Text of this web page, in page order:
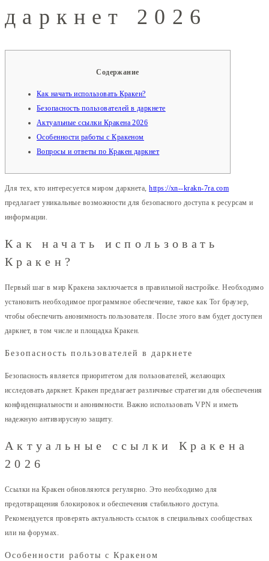
даркнет 2026
Содержание
Как начать использовать Кракен?
Безопасность пользователей в даркнете
Актуальные ссылки Кракена 2026
Особенности работы с Кракеном
Вопросы и ответы по Кракен даркнет
Для тех, кто интересуется миром даркнета,https://xn--krakn-7ra.com
предлагает уникальные возможности для безопасного доступа к ресурсам и
информации.
Как начать использовать
Кракен?
Первый шаг в мир Кракена заключается в правильной настройке. Необходимо
установить необходимое программное обеспечение, такое как Tor браузер,
чтобы обеспечить анонимность пользователя. После этого вам будет доступен
даркнет, в том числе и площадка Кракен.
Безопасность пользователей в даркнете
Безопасность является приоритетом для пользователей, желающих
исследовать даркнет. Кракен предлагает различные стратегии для обеспечения
конфиденциальности и анонимности. Важно использовать VPN и иметь
надежную антивирусную защиту.
Актуальные ссылки Кракена
2026
Ссылки на Кракен обновляются регулярно. Это необходимо для
предотвращения блокировок и обеспечения стабильного доступа.
Рекомендуется проверять актуальность ссылок в специальных сообществах
или на форумах.
Особенности работы с Кракеном